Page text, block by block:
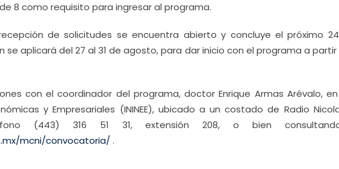
8 como requisito para ingresar al programa.
de solicitudes se encuentra abierto y concluye el próximo
se aplicará del 27 al 31 de agosto, para dar inicio con el programa a
con el coordinador del programa, doctor Enrique Armas Arévalo,
y Empresariales (ININEE), ubicado a un costado de Radio
(443) 316 51 31, extensión 208, o bien
mcni/convocatoria/ .